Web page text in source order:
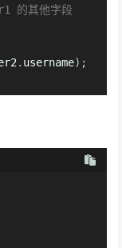
的其他字段
. username) ;